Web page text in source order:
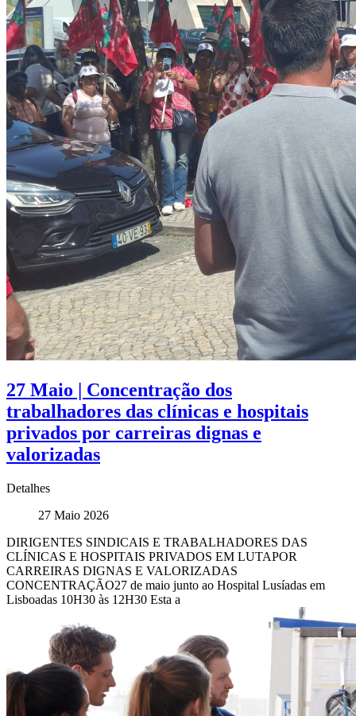
27 Maio | Concentração dos
trabalhadores das clínicas e hospitais
privados por carreiras dignas e
valorizadas
Detalhes
27 Maio 2026
DIRIGENTES SINDICAIS E TRABALHADORES DAS
CLÍNICAS E HOSPITAIS PRIVADOS EM LUTAPOR
CARREIRAS DIGNAS E VALORIZADAS
CONCENTRAÇÃO27 de maio junto ao Hospital Lusíadas em
Lisboadas 10H30 às 12H30 Esta a